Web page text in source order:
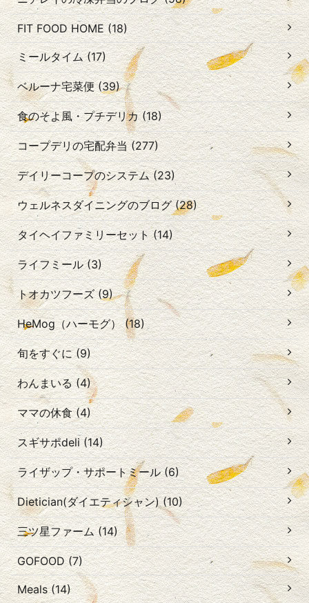
FIT FOOD HOME (18)
ミールタイム (17)
ベルーナ宅菜便 (39)
食のそよ風・プチデリカ (18)
コープデリの宅配弁当 (277)
デイリーコープのシステム (23)
ウェルネスダイニングのブログ (28)
タイヘイファミリーセット (14)
ライフミール (3)
トオカツフーズ (9)
HeMog（ハーモグ） (18)
旬をすぐに (9)
わんまいる (4)
ママの休食 (4)
スギサポdeli (14)
ライザップ・サポートミール (6)
Dietician(ダイエティシャン) (10)
三ツ星ファーム (14)
GOFOOD (7)
Meals (14)